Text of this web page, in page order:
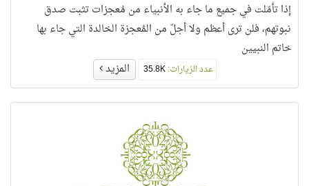
إذا تأمّلت في جميع ما جاء به الأنبياء من مُعجزات تثبت صدق
نبوتهم، فلن ترى أعظم ولا أجلّ من المُعجزة الخالدة التي جاء بها
خاتم النبيين
عدد الزيارات:35.8K المزيد